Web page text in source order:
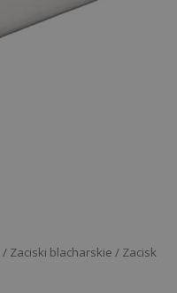
/ Zaciski blacharskie / Zacisk